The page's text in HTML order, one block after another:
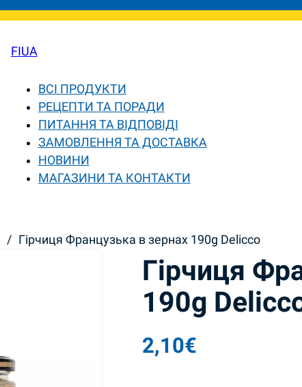
FIUA
ВСІ ПРОДУКТИ
РЕЦЕПТИ ТА ПОРАДИ
ПИТАННЯ ТА ВІДПОВІДІ
ЗАМОВЛЕННЯ ТА ДОСТАВКА
НОВИНИ
МАГАЗИНИ ТА КОНТАКТИ
/ Гірчиця Французька в зернах 190g Delicco
Гірчиця
190g
2,10€